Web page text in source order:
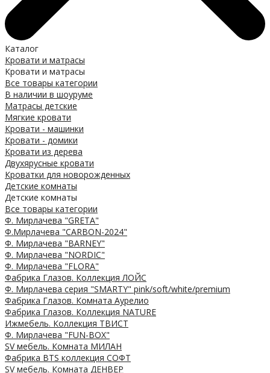
Каталог
Кровати и матрасы
Кровати и матрасы
Все товары категории
В наличии в шоуруме
Матрасы детские
Мягкие кровати
Кровати - машинки
Кровати - домики
Кровати из дерева
Двухярусные кровати
Кроватки для новорожденных
Детские комнаты
Детские комнаты
Все товары категории
Ф. Мирлачева "GRETA"
Ф.Мирлачева "CARBON-2024"
Ф. Мирлачева "BARNEY"
Ф. Мирлачева "NORDIC"
Ф. Мирлачева "FLORA"
Фабрика Глазов. Коллекция ЛОЙС
Ф. Мирлачева серия "SMARTY" pink/soft/white/premium
Фабрика Глазов. Комната Аурелио
Фабрика Глазов. Коллекция NATURE
Ижмебель. Коллекция ТВИСТ
Ф. Мирлачева "FUN-BOX"
SV мебель. Комната МИЛАН
Фабрика BTS коллекция СОФТ
SV мебель. Комната ДЕНВЕР